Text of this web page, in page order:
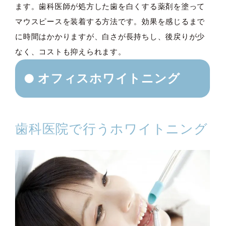
ます。歯科医師が処方した歯を白くする薬剤を塗って
マウスピースを装着する方法です。効果を感じるまで
に時間はかかりますが、白さが長持ちし、後戻りが少
なく、コストも抑えられます。
オフィスホワイトニング
歯科医院で行うホワイトニング